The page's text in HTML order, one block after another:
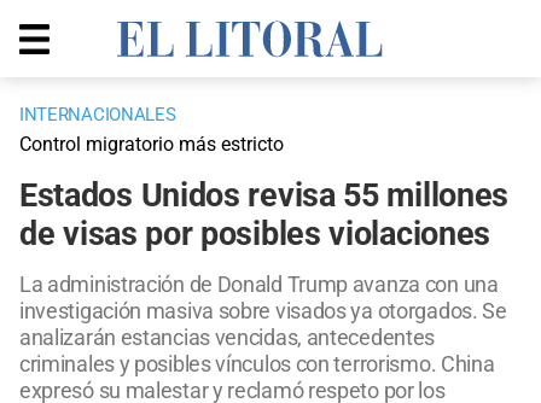
INTERNACIONALES
Control migratorio más estricto
Estados Unidos revisa 55 millones
de visas por posibles violaciones
La administración de Donald Trump avanza con una
investigación masiva sobre visados ya otorgados. Se
analizarán estancias vencidas, antecedentes
criminales y posibles vínculos con terrorismo. China
expresó su malestar y reclamó respeto por los